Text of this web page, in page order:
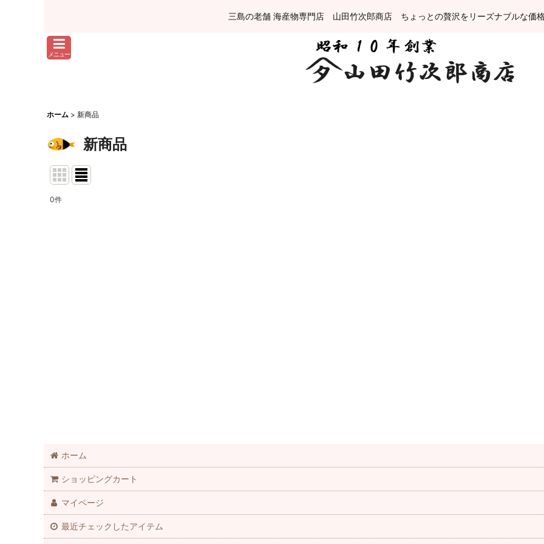
三島の老舗 海産物専門店 山田竹次郎商店 ちょっとの贅沢をリーズナブルな価格
メニュー
ホーム > 新商品
新商品
0件
ホーム
ショッピングカート
マイページ
最近チェックしたアイテム